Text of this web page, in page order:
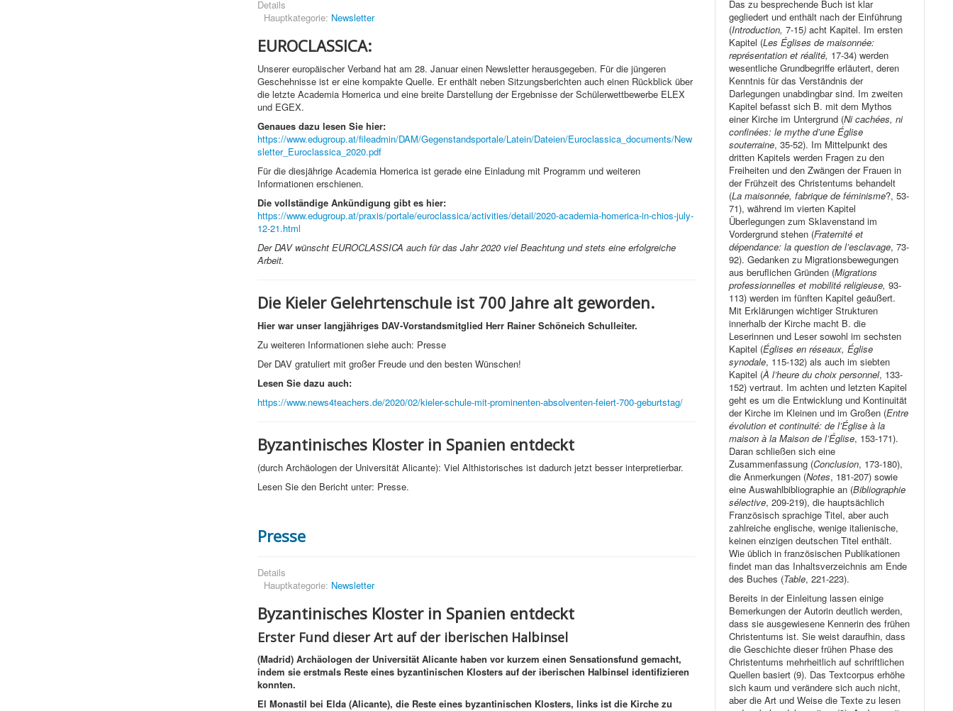
Details
Hauptkategorie: Newsletter
EUROCLASSICA:
Unserer europäischer Verband hat am 28. Januar einen Newsletter herausgegeben. Für die jüngeren
Geschehnisse ist er eine kompakte Quelle. Er enthält neben Sitzungsberichten auch einen Rückblick über
die letzte Academia Homerica und eine breite Darstellung der Ergebnisse der Schülerwettbewerbe ELEX
und EGEX.
Genaues dazu lesen Sie hier:
https://www.edugroup.at/fileadmin/DAM/Gegenstandsportale/Latein/Dateien/Euroclassica_documents/New
sletter_Euroclassica_2020.pdf
Für die diesjährige Academia Homerica ist gerade eine Einladung mit Programm und weiteren
Informationen erschienen.
Die vollständige Ankündigung gibt es hier:
https://www.edugroup.at/praxis/portale/euroclassica/activities/detail/2020-academia-homerica-in-chios-july-
12-21.html
Der DAV wünscht EUROCLASSICA auch für das Jahr 2020 viel Beachtung und stets eine erfolgreiche
Arbeit.
Die Kieler Gelehrtenschule ist 700 Jahre alt geworden.
Hier war unser langjähriges DAV-Vorstandsmitglied Herr Rainer Schöneich Schulleiter.
Zu weiteren Informationen siehe auch: Presse
Der DAV gratuliert mit großer Freude und den besten Wünschen!
Lesen Sie dazu auch:
https://www.news4teachers.de/2020/02/kieler-schule-mit-prominenten-absolventen-feiert-700-geburtstag/
Byzantinisches Kloster in Spanien entdeckt
(durch Archäologen der Universität Alicante): Viel Althistorisches ist dadurch jetzt besser interpretierbar.
Lesen Sie den Bericht unter: Presse.
Presse
Details
Hauptkategorie: Newsletter
Byzantinisches Kloster in Spanien entdeckt
Erster Fund dieser Art auf der iberischen Halbinsel
(Madrid) Archäologen der Universität Alicante haben vor kurzem einen Sensationsfund gemacht,
indem sie erstmals Reste eines byzantinischen Klosters auf der iberischen Halbinsel identifizieren
konnten.
El Monastil bei Elda (Alicante), die Reste eines byzantinischen Klosters, links ist die Kirche zu
Das zu besprechende Buch ist klar
gegliedert und enthält nach der Einführung
(Introduction,7-15)acht Kapitel. Im ersten
Kapitel (Les Églises de maisonnée:
représentation et réalité, 17-34) werden
wesentliche Grundbegriffe erläutert, deren
Kenntnis für das Verständnis der
Darlegungen unabdingbar sind. Im zweiten
Kapitel befasst sich B. mit dem Mythos
einer Kirche im Untergrund (Ni cachées, ni
confinées: le mythe d’une Église
souterraine, 35-52). Im Mittelpunkt des
dritten Kapitels werden Fragen zu den
Freiheiten und den Zwängen der Frauen in
der Frühzeit des Christentums behandelt
(La maisonnée, fabrique de féminisme?, 53-
71), während im vierten Kapitel
Überlegungen zum Sklavenstand im
Vordergrund stehen (Fraternité et
dépendance: la question de l’esclavage, 73-
92). Gedanken zu Migrationsbewegungen
aus beruflichen Gründen (Migrations
professionnelles et mobilité religieuse,93-
113) werden im fünften Kapitel geäußert.
Mit Erklärungen wichtiger Strukturen
innerhalb der Kirche macht B. die
Leserinnen und Leser sowohl im sechsten
Kapitel (Églises en réseaux, Église
synodale, 115-132) als auch im siebten
Kapitel (À l’heure du choix personnel, 133-
152) vertraut. Im achten und letzten Kapitel
geht es um die Entwicklung und Kontinuität
der Kirche im Kleinen und im Großen (Entre
évolution et continuité: de l’Église à la
maison à la Maison de l’Église, 153-171).
Daran schließen sich eine
Zusammenfassung (Conclusion, 173-180),
die Anmerkungen (Notes, 181-207) sowie
eine Auswahlbibliographie an (Bibliographie
sélective, 209-219), die hauptsächlich
Französisch sprachige Titel, aber auch
zahlreiche englische, wenige italienische,
keinen einzigen deutschen Titel enthält.
Wie üblich in französischen Publikationen
findet man das Inhaltsverzeichnis am Ende
des Buches (Table, 221-223).
Bereits in der Einleitung lassen einige
Bemerkungen der Autorin deutlich werden,
dass sie ausgewiesene Kennerin des frühen
Christentums ist. Sie weist daraufhin, dass
die Geschichte dieser frühen Phase des
Christentums mehrheitlich auf schriftlichen
Quellen basiert (9). Das Textcorpus erhöhe
sich kaum und verändere sich auch nicht,
aber die Art und Weise die Texte zu lesen